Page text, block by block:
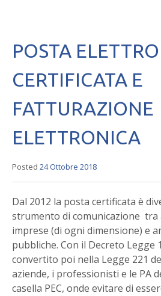
POSTA
CERTIFICATA E
FATTURAZIONE
ELETTRONICA
Posted 24 Ottobre 2018
Dal 2012 la posta certificata è
strumento di comunicazione
imprese (di ogni dimensione) e
pubbliche. Con il Decreto Legge
convertito poi nella Legge 221
aziende, i professionisti e le PA
casella PEC, onde evitare di